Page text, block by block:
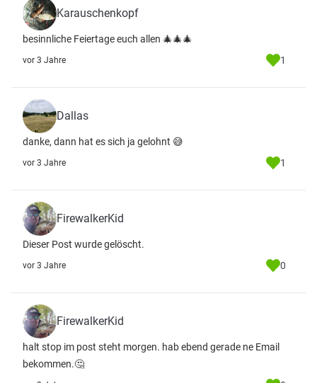
Karauschenkopf
besinnliche Feiertage euch allen 🎄🎄🎄
vor 3 Jahre 1
Dallas
danke, dann hat es sich ja gelohnt 😅
vor 3 Jahre 1
FirewalkerKid
Dieser Post wurde gelöscht.
vor 3 Jahre 0
FirewalkerKid
halt stop im post steht morgen. hab ebend gerade ne Email
bekommen.🤔